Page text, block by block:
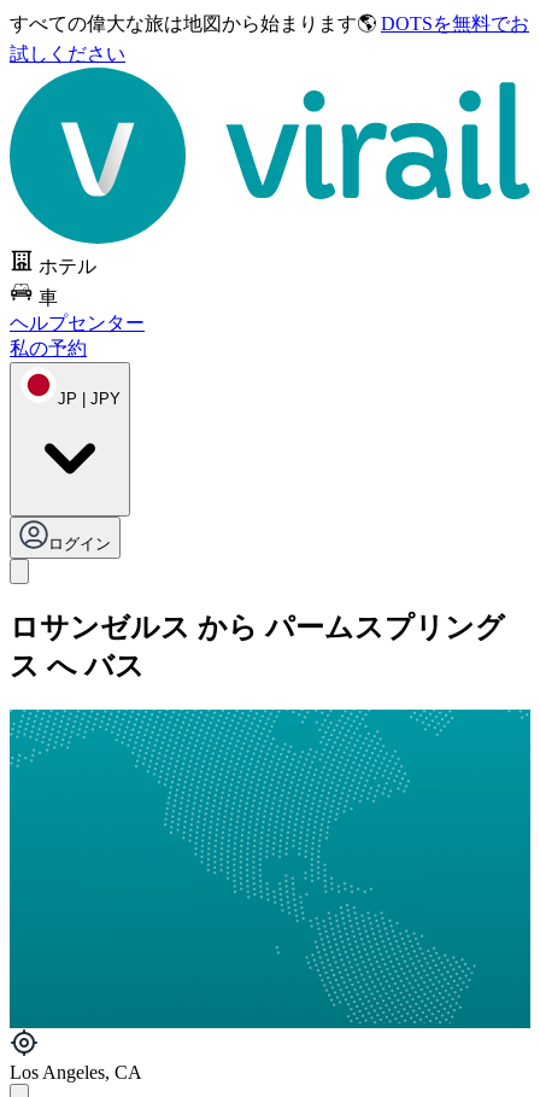
すべての偉大な旅は地図から始まります🌎 DOTSを無料でお
試しください
ホテル
車
ヘルプセンター
私の予約
JP | JPY
ログイン
ロサンゼルス から パームスプリング
ス へ バス
Los Angeles, CA